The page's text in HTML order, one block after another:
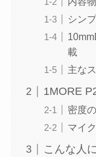
シン
載
主な
1MORE
密度
マイ
こんな人